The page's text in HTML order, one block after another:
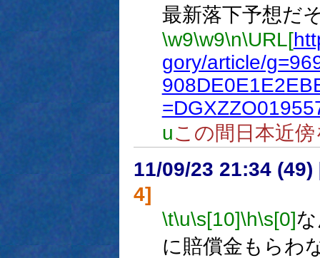
最新落下予想だ
\w9\w9\n\URL[
gory/article/
uこの間日本近
11/09/23 21:34 (49)
4]
\t\u\s[10]\h\s[0]
に賠償金もらわ